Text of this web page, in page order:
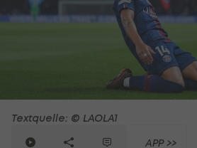
Textquelle: © LAOLA1
APP >>